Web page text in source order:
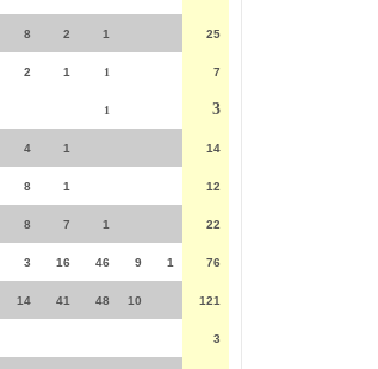
8 2 1 25
2 1 1 7
1 3
4 1 14
8 1 12
8 7 1 22
3 16 46 9 1 76
14 41 48 10 121
3